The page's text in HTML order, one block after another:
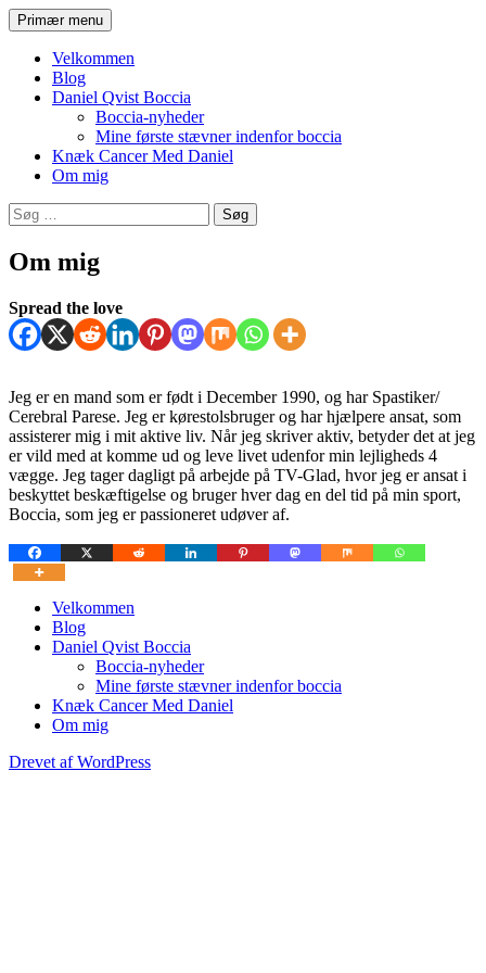
Hop
til
indhold
Daniel Qvist
SøgPrimær menu
Velkommen
Blog
Daniel Qvist Boccia
Boccia-nyheder
Mine første stævner indenfor boccia
Knæk Cancer Med Daniel
Om mig
Søg
efter:
Om mig
Spread the love
Jeg er en mand som er født i December 1990, og har Spastiker/
Cerebral Parese. Jeg er kørestolsbruger og har hjælpere ansat, som
assisterer mig i mit aktive liv. Når jeg skriver aktiv, betyder det at jeg
er vild med at komme ud og leve livet udenfor min lejligheds 4
vægge. Jeg tager dagligt på arbejde på TV-Glad, hvor jeg er ansat i
beskyttet beskæftigelse og bruger hver dag en del tid på min sport,
Boccia, som jeg er passioneret udøver af.
Blog om Daniel Qvist liv lige fra Sports
atlet til personlig fyr.
Velkommen
Blog
Daniel Qvist Boccia
Boccia-nyheder
Mine første stævner indenfor boccia
Knæk Cancer Med Daniel
Om mig
Drevet af WordPress